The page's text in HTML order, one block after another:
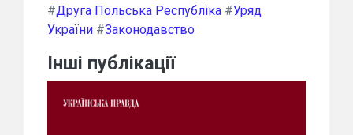
#Друга Польська Республіка #Уряд
України #Законодавство
Інші публікації